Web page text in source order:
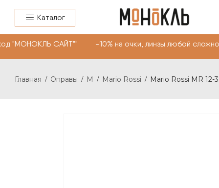
Каталог
САЙТ"" -10% на очки, линзы любой
Главная / Оправы / M / Mario Rossi / Mario Rossi MR 12-